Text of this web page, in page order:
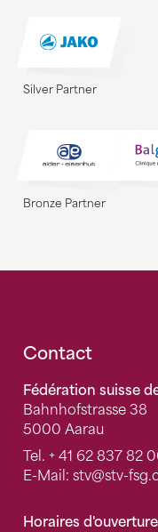
Silver Partner
Bronze Partner
Fusszeile
Contact
Fédération suisse
Bahnhofstrasse 38
5000 Aarau
Tel. + 41 62 837 82
E-Mail: stv@stv-
Horaires